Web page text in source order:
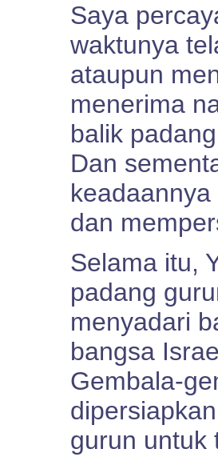
Saya
waktunya
ataupun
menerima
balik
Dan
dan
Selama itu,
padang
menyadari
bangsa
Gembala-
gurun untuk